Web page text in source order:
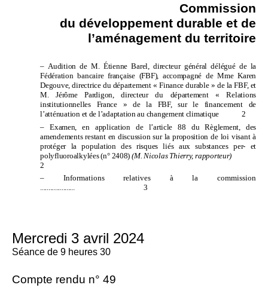
Commission
du développement durable et de
l’aménagement du territoire
– Audition de M. Étienne Barel, directeur général délégué de la
Fédération bancaire française (FBF), accompagné de Mme Karen
Degouve, directrice du département « Finance durable » de la FBF, et
M.
Jérôme Pardigon, directeur du département «
Relations
institutionnelles France
» de la FBF, sur le financement de
l’atténuation et de l’adaptation au changement climatique
2
–
Examen, en application de l’article 88 du Règlement, des
amendements restant en discussion sur la proposition de loi visant à
protéger la population des risques liés aux substances per- et
polyfluoroalkylées(n° 2408)(M. Nicolas Thierry, rapporteur)
2
–
Informations relatives à la commission
3
Mercredi 3 avril 2024
Séance de 9 heures 30
Compte rendu n° 49